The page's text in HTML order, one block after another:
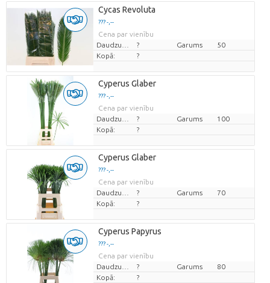
Cycas Revoluta
??? -,--
Cena par vienību
? Garums
50
Kopā:
?
Cyperus Glaber
??? -,--
Cena par vienību
? Garums
100
Kopā:
?
Cyperus Glaber
??? -,--
Cena par vienību
? Garums
70
Kopā:
?
Cyperus Papyrus
??? -,--
Cena par vienību
? Garums
80
Kopā:
?